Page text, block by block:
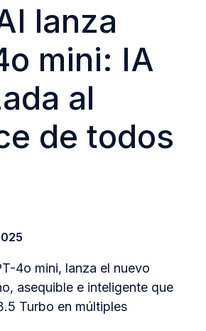
lanza
mini: IA
al
de todos
4o mini, lanza el nuevo
asequible e inteligente que
Turbo en múltiples